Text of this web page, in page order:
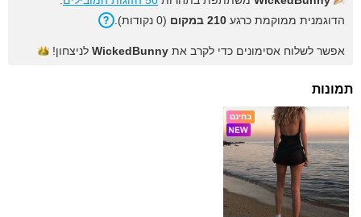
הדוגמנית ממוקמת כרגע 210 במקום (0 נקודות).
אפשר לשלוח אסימונים כדי לקרב את WickedBunny לניצחון!
תמונות
בחינם